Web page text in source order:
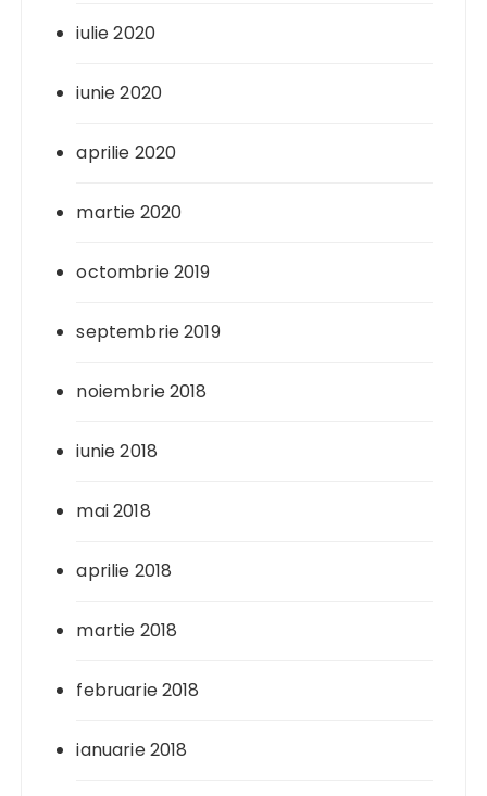
iulie 2020
iunie 2020
aprilie 2020
martie 2020
octombrie 2019
septembrie 2019
noiembrie 2018
iunie 2018
mai 2018
aprilie 2018
martie 2018
februarie 2018
ianuarie 2018